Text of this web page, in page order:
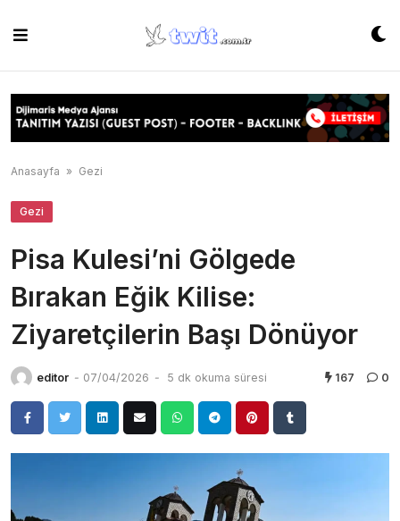
content
Anasayfa » Gezi
Gezi
Pisa Kulesi’ni Gölgede
Bırakan Eğik Kilise:
Ziyaretçilerin Başı Dönüyor
editor - 07/04/2026 - 5 dk okuma süresi 167 0